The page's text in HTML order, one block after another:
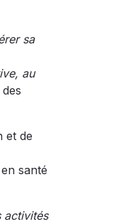
sa
au
et de
santé
activités